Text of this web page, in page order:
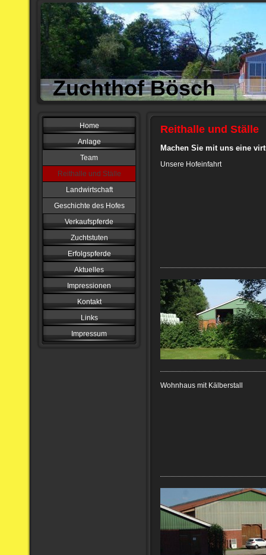
Zuchthof Bösch
Home
Anlage
Team
Reithalle und Ställe
Landwirtschaft
Geschichte des Hofes
Verkaufspferde
Zuchtstuten
Erfolgspferde
Aktuelles
Impressionen
Kontakt
Links
Impressum
Reithalle und Ställe
Machen Sie mit uns eine
Unsere Hofeinfahrt
Wohnhaus mit Kälberstall